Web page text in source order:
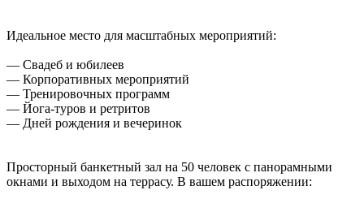
Идеальное место для масштабных мероприятий:
— Свадеб и юбилеев
— Корпоративных мероприятий
— Тренировочных программ
— Йога-туров и ретритов
— Дней рождения и вечеринок
Просторный банкетный зал на 50 человек с панорамными
окнами и выходом на террасу. В вашем распоряжении: